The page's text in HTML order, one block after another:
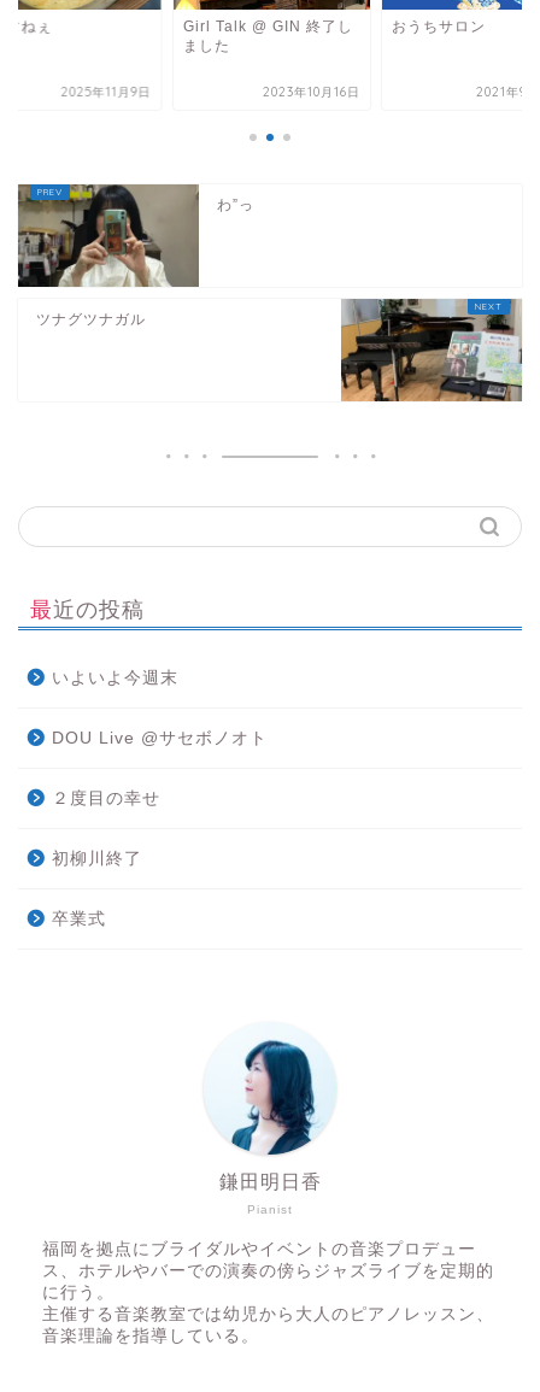
すねぇ
2025年11月9日
Girl Talk @ GIN 終了し
ました
2023年10月16日
おうちサロン
2021年9
わ”っ
ツナグツナガル
最近の投稿
いよいよ今週末
DOU Live @サセボノオト
２度目の幸せ
初柳川終了
卒業式
Pianist
鎌田明日香
福岡を拠点にブライダルやイベントの音楽プロデュー
ス、ホテルやバーでの演奏の傍らジャズライブを定期的
に行う。
主催する音楽教室では幼児から大人のピアノレッスン、
音楽理論を指導している。